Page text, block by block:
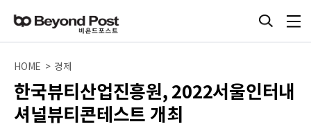
HOME > 경제
한국뷰티산업진흥원, 2022서울인터내
셔널뷰티콘테스트 개최